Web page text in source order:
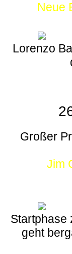
Neue
Lorenzo
Großer
Jim
Startphase
geht